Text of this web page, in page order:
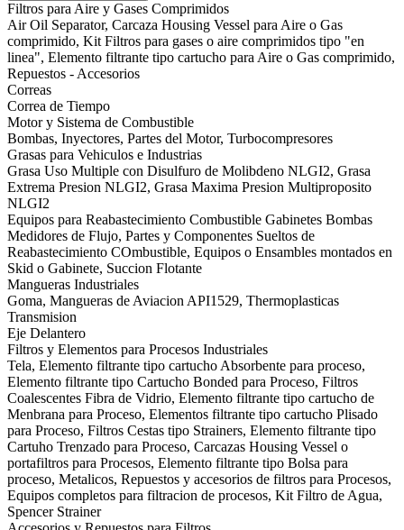
Filtros para Aire y Gases Comprimidos
Air Oil Separator, Carcaza Housing Vessel para Aire o Gas
comprimido, Kit Filtros para gases o aire comprimidos tipo "en
linea", Elemento filtrante tipo cartucho para Aire o Gas comprimido,
Repuestos - Accesorios
Correas
Correa de Tiempo
Motor y Sistema de Combustible
Bombas, Inyectores, Partes del Motor, Turbocompresores
Grasas para Vehiculos e Industrias
Grasa Uso Multiple con Disulfuro de Molibdeno NLGI2, Grasa
Extrema Presion NLGI2, Grasa Maxima Presion Multiproposito
NLGI2
Equipos para Reabastecimiento Combustible Gabinetes Bombas
Medidores de Flujo, Partes y Componentes Sueltos de
Reabastecimiento COmbustible, Equipos o Ensambles montados en
Skid o Gabinete, Succion Flotante
Mangueras Industriales
Goma, Mangueras de Aviacion API1529, Thermoplasticas
Transmision
Eje Delantero
Filtros y Elementos para Procesos Industriales
Tela, Elemento filtrante tipo cartucho Absorbente para proceso,
Elemento filtrante tipo Cartucho Bonded para Proceso, Filtros
Coalescentes Fibra de Vidrio, Elemento filtrante tipo cartucho de
Menbrana para Proceso, Elementos filtrante tipo cartucho Plisado
para Proceso, Filtros Cestas tipo Strainers, Elemento filtrante tipo
Cartuho Trenzado para Proceso, Carcazas Housing Vessel o
portafiltros para Procesos, Elemento filtrante tipo Bolsa para
proceso, Metalicos, Repuestos y accesorios de filtros para Procesos,
Equipos completos para filtracion de procesos, Kit Filtro de Agua,
Spencer Strainer